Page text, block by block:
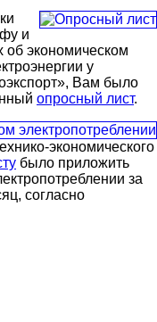
и
об экономическом
у
Вам было
опросный лист.
экономического
было приложить
за
согласно